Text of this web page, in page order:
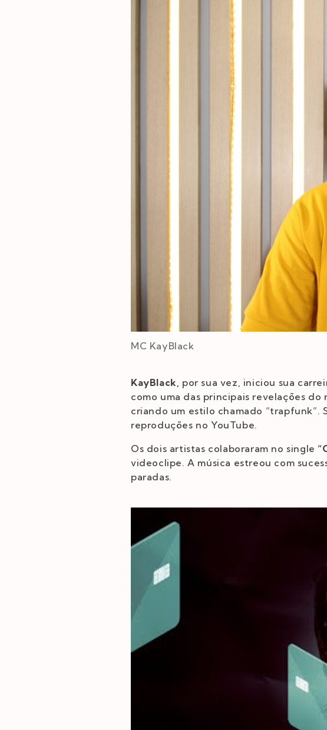
MC KayBlack
KayBlack, por sua vez, iniciou sua
como uma das principais revelações
criando um estilo chamado “trapfunk”.
reproduções no YouTube.
Os dois artistas colaboraram no single
videoclipe. A música estreou com
paradas.